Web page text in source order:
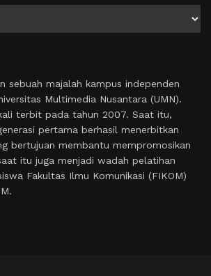
sebuah majalah kampus independen
Multimedia Nusantara (UMN).
terbit pada tahun 2007. Saat itu,
pertama berhasil menerbitkan
bertujuan membantu mempromosikan
itu juga menjadi wadah pelatihan
Fakultas Ilmu Komunikasi (FIKOM)